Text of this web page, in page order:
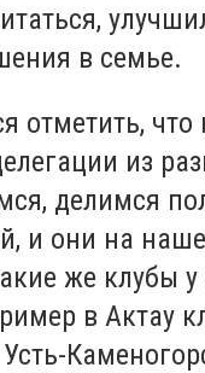
в семье.
отметить,
из
делимся
и они на
же клубы у
в Актау